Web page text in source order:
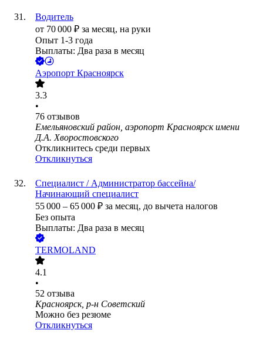
Водитель
от 70 000 ₽ за месяц, на руки
Опыт 1-3 года
Выплаты: Два раза в месяц
Аэропорт Красноярск
3.3
•
76 отзывов
Емельяновский район, аэропорт Красноярск имени
Д.А. Хворостовского
Откликнитесь среди первых
Откликнуться
Специалист / Администратор бассейна/
Начинающий специалист
55 000 – 65 000 ₽ за месяц, до вычета налогов
Без опыта
Выплаты: Два раза в месяц
TERMOLAND
4.1
•
52 отзыва
Красноярск, р-н Советский
Можно без резюме
Откликнуться